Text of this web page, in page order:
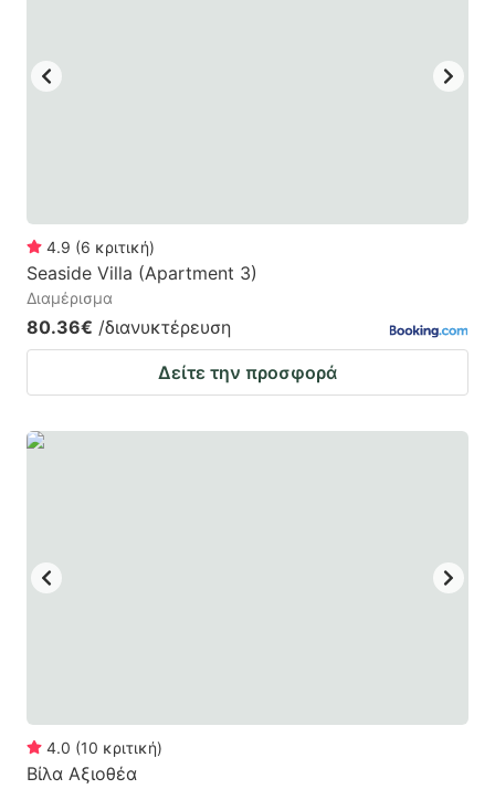
for
changing
dates.
4.9 (6 κριτική)
Seaside Villa (Apartment 3)
Διαμέρισμα
80.36€ /διανυκτέρευση
Δείτε την προσφορά
4.0 (10 κριτική)
Βίλα Αξιοθέα